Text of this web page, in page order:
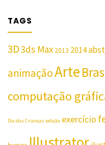
TAGS
3D3ds Max 2013 2014
animaçãoArte
computação
Dia das Crianças edição exercício